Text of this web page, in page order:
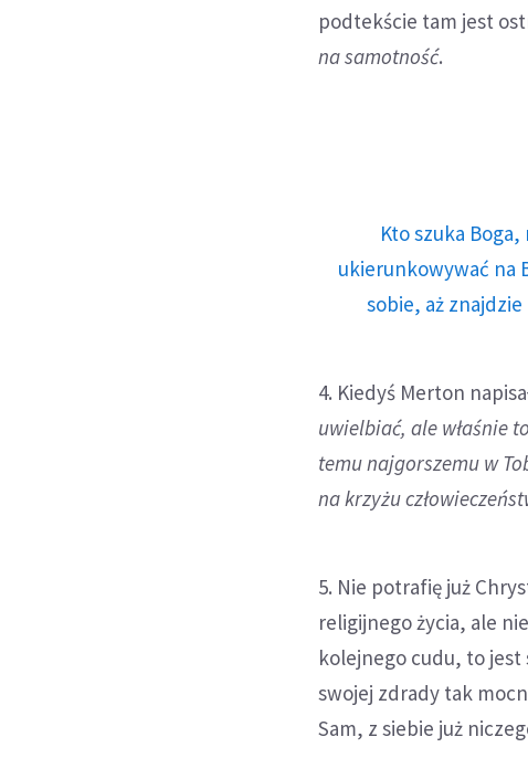
podtekście tam jest
na samotność.
Kto szuka
ukierunkowywać na
sobie, aż
4. Kiedyś Merton
uwielbiać, ale właśnie
temu najgorszemu w
na krzyżu
5. Nie potrafię już
religijnego życia, ale
kolejnego cudu, to
swojej zdrady tak
Sam, z siebie już